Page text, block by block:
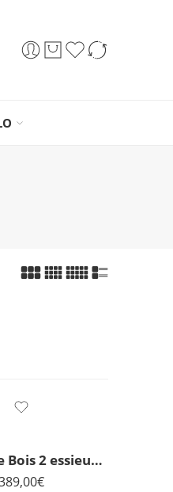
Remorque Bois 2 essieux 750kg 2m57x1m32
€